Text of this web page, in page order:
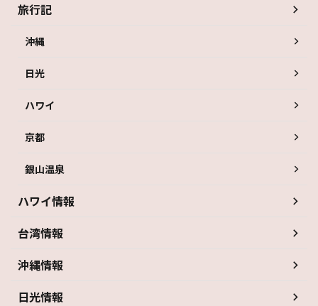
旅行記
沖縄
日光
ハワイ
京都
銀山温泉
ハワイ情報
台湾情報
沖縄情報
日光情報